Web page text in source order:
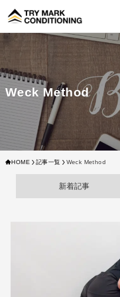
Weck Method
HOME 記事一覧 Weck Method
新着記事